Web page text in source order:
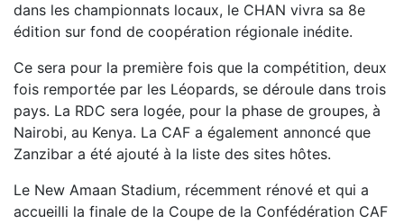
dans les championnats locaux, le CHAN vivra sa 8e
édition sur fond de coopération régionale inédite.
Ce sera pour la première fois que la compétition, deux
fois remportée par les Léopards, se déroule dans trois
pays. La RDC sera logée, pour la phase de groupes, à
Nairobi, au Kenya. La CAF a également annoncé que
Zanzibar a été ajouté à la liste des sites hôtes.
Le New Amaan Stadium, récemment rénové et qui a
accueilli la finale de la Coupe de la Confédération CAF